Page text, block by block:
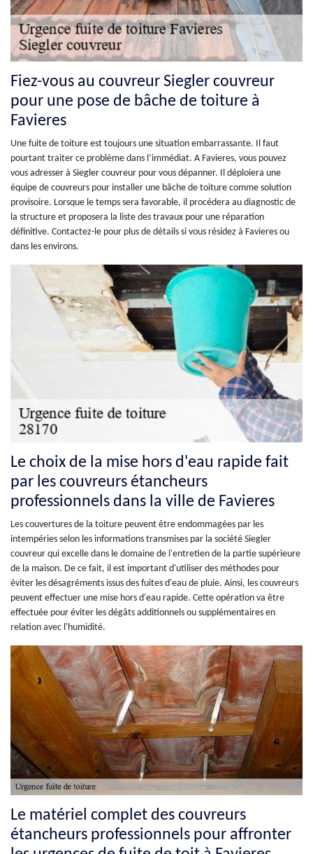
Fiez-vous au couvreur Siegler couvreur
pour une pose de bâche de toiture à
Favieres
Une fuite de toiture est toujours une situation embarrassante. Il faut
pourtant traiter ce problème dans l’immédiat. A Favieres, vous pouvez
vous adresser à Siegler couvreur pour vous dépanner. Il déploiera une
équipe de couvreurs pour installer une bâche de toiture comme solution
provisoire. Lorsque le temps sera favorable, il procédera au diagnostic de
la structure et proposera la liste des travaux pour une réparation
définitive. Contactez-le pour plus de détails si vous résidez à Favieres ou
dans les environs.
Le choix de la mise hors d'eau rapide fait
par les couvreurs étancheurs
professionnels dans la ville de Favieres
Les couvertures de la toiture peuvent être endommagées par les
intempéries selon les informations transmises par la société Siegler
couvreur qui excelle dans le domaine de l'entretien de la partie supérieure
de la maison. De ce fait, il est important d'utiliser des méthodes pour
éviter les désagréments issus des fuites d'eau de pluie. Ainsi, les couvreurs
peuvent effectuer une mise hors d'eau rapide. Cette opération va être
effectuée pour éviter les dégâts additionnels ou supplémentaires en
relation avec l'humidité.
Le matériel complet des couvreurs
étancheurs professionnels pour affronter